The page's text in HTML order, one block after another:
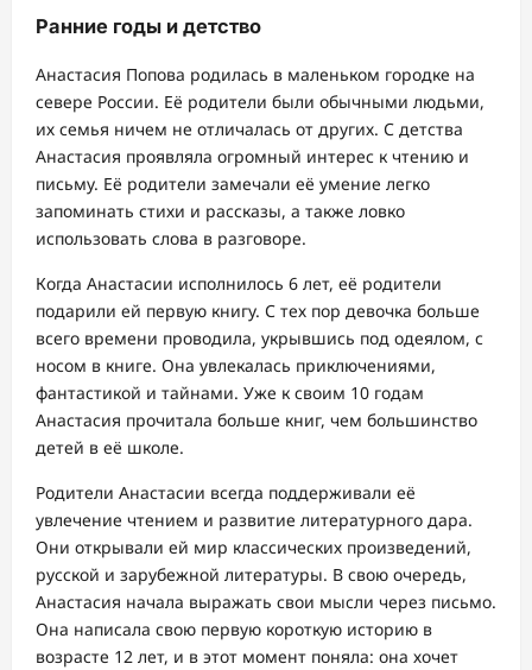
Ранние годы и детство
Анастасия Попова родилась в маленьком городке на
севере России. Её родители были обычными людьми,
их семья ничем не отличалась от других. С детства
Анастасия проявляла огромный интерес к чтению и
письму. Её родители замечали её умение легко
запоминать стихи и рассказы, а также ловко
использовать слова в разговоре.
Когда Анастасии исполнилось 6 лет, её родители
подарили ей первую книгу. С тех пор девочка больше
всего времени проводила, укрывшись под одеялом, с
носом в книге. Она увлекалась приключениями,
фантастикой и тайнами. Уже к своим 10 годам
Анастасия прочитала больше книг, чем большинство
детей в её школе.
Родители Анастасии всегда поддерживали её
увлечение чтением и развитие литературного дара.
Они открывали ей мир классических произведений,
русской и зарубежной литературы. В свою очередь,
Анастасия начала выражать свои мысли через письмо.
Она написала свою первую короткую историю в
возрасте 12 лет, и в этот момент поняла: она хочет